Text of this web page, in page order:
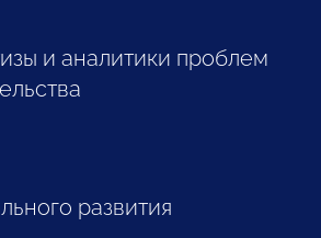
и аналитики проблем
развития